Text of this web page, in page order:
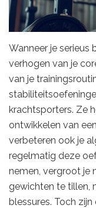
Wanneer je serieus
verhogen van je
van je
krachtsporters. Ze
ontwikkelen van
verbeteren ook je
regelmatig deze
nemen, vergroot je
gewichten te tillen,
blessures. Toch